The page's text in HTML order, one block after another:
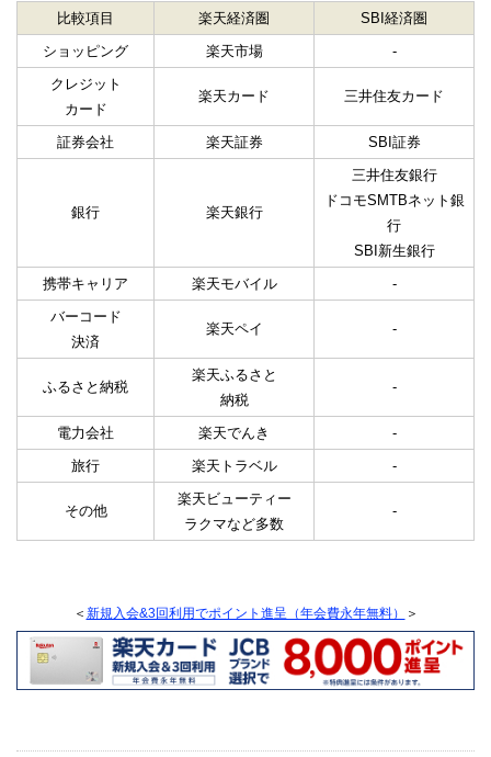
比較項目 楽天経済圏
SBI経済圏
ショッピング
楽天市場
-
クレジット
カード
楽天カード 三井住友カード
証券会社 楽天証券 SBI証券
銀行 楽天銀行
三井住友銀行
ドコモSMTBネット銀
行
SBI新生銀行
携帯キャリア
楽天モバイル
-
バーコード
決済
楽天ペイ -
ふるさと納税
楽天ふるさと
納税
-
電力会社 楽天でんき
-
旅行
楽天トラベル -
その他
楽天ビューティー
ラクマなど多数
-
＜ 新規入会&3回利用でポイント進呈（年会費永年無料） ＞